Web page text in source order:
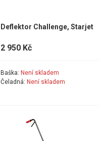
Deflektor Challenge, Starjet
2 950 Kč
Baška: Není skladem
Čeladná: Není skladem